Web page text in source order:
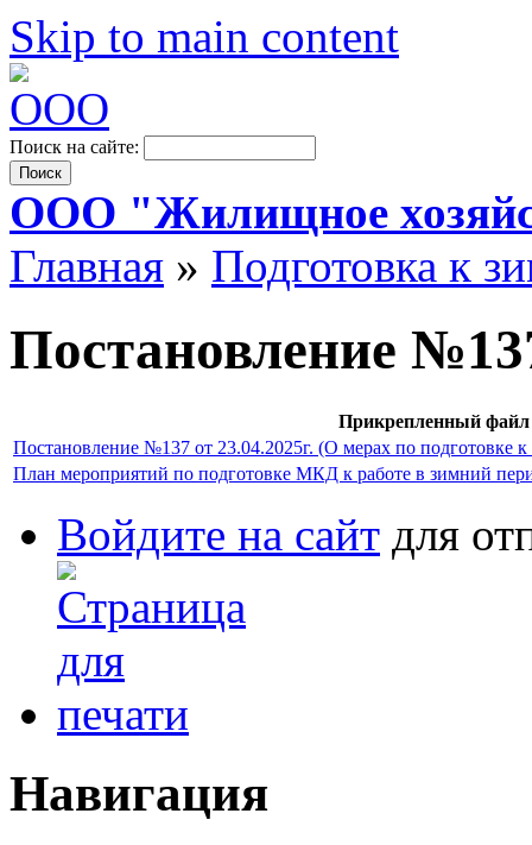
Skip to main content
Поиск на сайте:
ООО "Жилищное
Главная » Подготовка к
Постановление
Прикрепленный файл
Постановление №137 от 23.04.2025г. (О мерах по подготовке
План мероприятий по подготовке МКД к работе в зимний
Войдите на сайт для
Навигация